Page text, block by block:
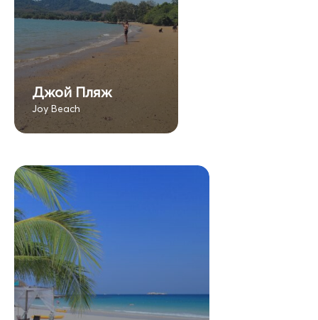
Джой Пляж
Joy Beach